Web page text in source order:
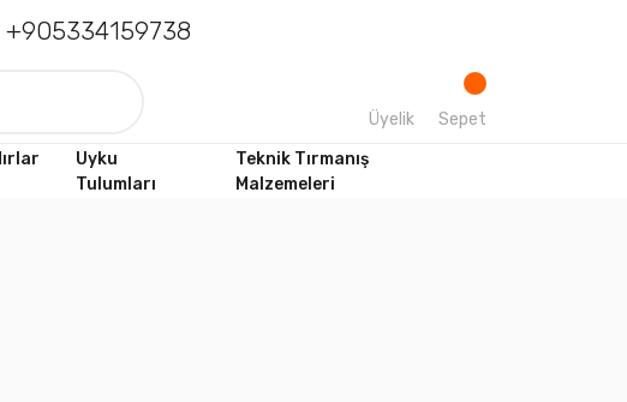
+905334159738
Üyelik Sepet
Uyku
Tulumları
Teknik Tırmanış
Malzemeleri